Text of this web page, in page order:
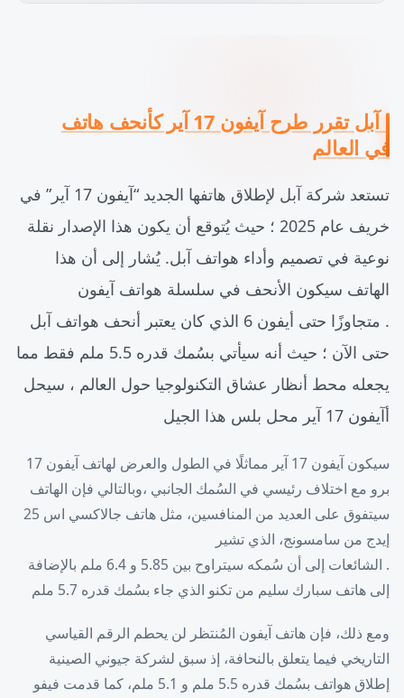
: آبل تقرر طرح آيفون 17 آير كأنحف هاتف
في العالم
تستعد شركة آبل لإطلاق هاتفها الجديد “آيفون 17 آير” في
خريف عام 2025 ؛ حيث يُتوقع أن يكون هذا الإصدار نقلة
نوعية في تصميم وأداء هواتف آبل. يُشار إلى أن هذا
الهاتف سيكون الأنحف في سلسلة هواتف آيفون
. متجاوزًا حتى أيفون 6 الذي كان يعتبر أنحف هواتف آبل
حتى الآن ؛ حيث أنه سيأتي بسُمك قدره 5.5 ملم فقط مما
يجعله محط أنظار عشاق التكنولوجيا حول العالم ، سيحل
أآيفون 17 آير محل بلس هذا الجيل
سيكون آيفون 17 آير مماثلًا في الطول والعرض لهاتف آيفون 17
برو مع اختلاف رئيسي في السُمك الجانبي ،وبالتالي فإن الهاتف
سيتفوق على العديد من المنافسين، مثل هاتف جالاكسي اس 25
إيدج من سامسونج، الذي تشير
. الشائعات إلى أن سُمكه سيتراوح بين 5.85 و 6.4 ملم بالإضافة
إلى هاتف سبارك سليم من تكنو الذي جاء بسُمك قدره 5.7 ملم
ومع ذلك، فإن هاتف آيفون المُنتظر لن يحطم الرقم القياسي
التاريخي فيما يتعلق بالنحافة، إذ سبق لشركة جيوني الصينية
إطلاق هواتف بسُمك قدره 5.5 ملم و 5.1 ملم، كما قدمت فيفو